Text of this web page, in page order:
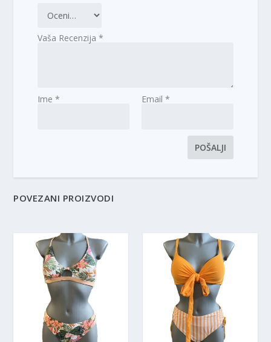
Vaša Recenzija*
Ime* Email *
POVEZANI PROIZVODI